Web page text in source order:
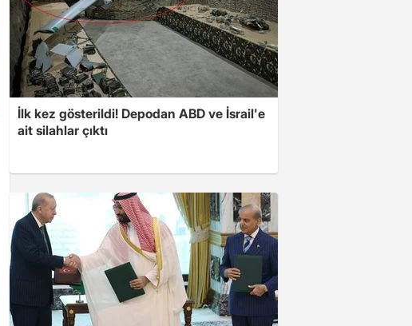
İlk kez gösterildi! Depodan ABD ve İsrail'e
ait silahlar çıktı